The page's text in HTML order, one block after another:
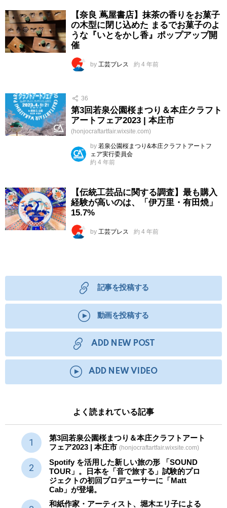
【奈良 蔦屋書店】抹茶の香りをお菓子
の木型に閉じ込めた まるでお菓子のよ
うな『いとをかし香』ポップアップ開
催
by 工芸プレス 約 4 年前
36
第3回若泉公園桜まつり＆本庄クラフト
アートフェア2023 | 本庄市
(honjocraftartfair.wixsite.com)
by 若泉公園桜まつり&本庄クラフトアートフ
ェア実行委員会
約 4 年前
【伝統工芸品に関する調査】最も購入
経験が高いのは、「伊万里・有田焼」
15.7%
by 工芸プレス 約 4 年前
記事を投稿する
動画を投稿する
ADD NEW POST
ADD NEW VIDEO
よく読まれている記事
第3回若泉公園桜まつり＆本庄クラフトアート
フェア2023 | 本庄市 (honjocraftartfair.wixsite.com)
Spotify を活用した新しい旅の形 「SOUND
TOUR」。日本を「音で旅する」試験的プロ
ジェクトの初回プロデューサーに「Matt
Cab」が登場。
和紙作家・アーティスト、堀木エリ子による